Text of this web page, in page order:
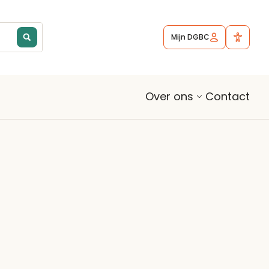
Mijn DGBC
Over ons Contact